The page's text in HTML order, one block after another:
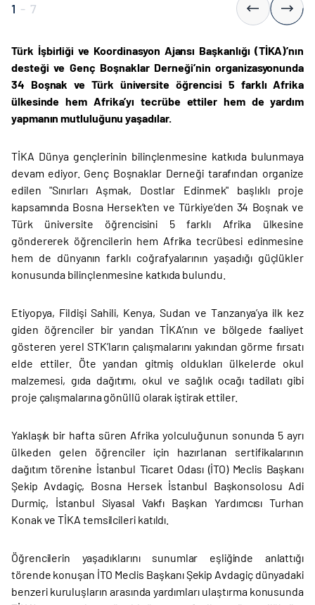
1 - 7
Türk İşbirliği ve Koordinasyon Ajansı Başkanlığı (TİKA)’nın
desteği ve Genç Boşnaklar Derneği’nin organizasyonunda
34 Boşnak ve Türk üniversite öğrencisi 5 farklı Afrika
ülkesinde hem Afrika’yı tecrübe ettiler hem de yardım
yapmanın mutluluğunu yaşadılar.
TİKA Dünya gençlerinin bilinçlenmesine katkıda bulunmaya
devam ediyor. Genç Boşnaklar Derneği tarafından organize
edilen "Sınırları Aşmak, Dostlar Edinmek" başlıklı proje
kapsamında Bosna Hersek’ten ve Türkiye’den 34 Boşnak ve
Türk üniversite öğrencisini 5 farklı Afrika ülkesine
göndererek öğrencilerin hem Afrika tecrübesi edinmesine
hem de dünyanın farklı coğrafyalarının yaşadığı güçlükler
konusunda bilinçlenmesine katkıda bulundu.
Etiyopya, Fildişi Sahili, Kenya, Sudan ve Tanzanya’ya ilk kez
giden öğrenciler bir yandan TİKA’nın ve bölgede faaliyet
gösteren yerel STK’ların çalışmalarını yakından görme fırsatı
elde ettiler. Öte yandan gitmiş oldukları ülkelerde okul
malzemesi, gıda dağıtımı, okul ve sağlık ocağı tadilatı gibi
proje çalışmalarına gönüllü olarak iştirak ettiler.
Yaklaşık bir hafta süren Afrika yolculuğunun sonunda 5 ayrı
ülkeden gelen öğrenciler için hazırlanan sertifikalarının
dağıtım törenine İstanbul Ticaret Odası (İTO) Meclis Başkanı
Şekip Avdagiç, Bosna Hersek İstanbul Başkonsolosu Adi
Durmiç, İstanbul Siyasal Vakfı Başkan Yardımcısı Turhan
Konak ve TİKA temsilcileri katıldı.
Öğrencilerin yaşadıklarını sunumlar eşliğinde anlattığı
törende konuşan İTO Meclis Başkanı Şekip Avdagiç dünyadaki
benzeri kuruluşların arasında yardımları ulaştırma konusunda